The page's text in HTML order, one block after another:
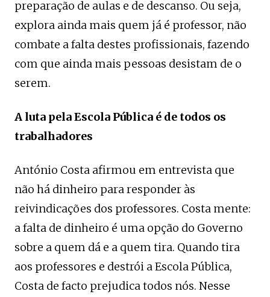
preparação de aulas e de descanso. Ou seja,
explora ainda mais quem já é professor, não
combate a falta destes profissionais, fazendo
com que ainda mais pessoas desistam de o
serem.
A luta pela Escola Pública é de todos os
trabalhadores
António Costa afirmou em entrevista que
não há dinheiro para responder às
reivindicações dos professores. Costa mente:
a falta de dinheiro é uma opção do Governo
sobre a quem dá e a quem tira. Quando tira
aos professores e destrói a Escola Pública,
Costa de facto prejudica todos nós. Nesse